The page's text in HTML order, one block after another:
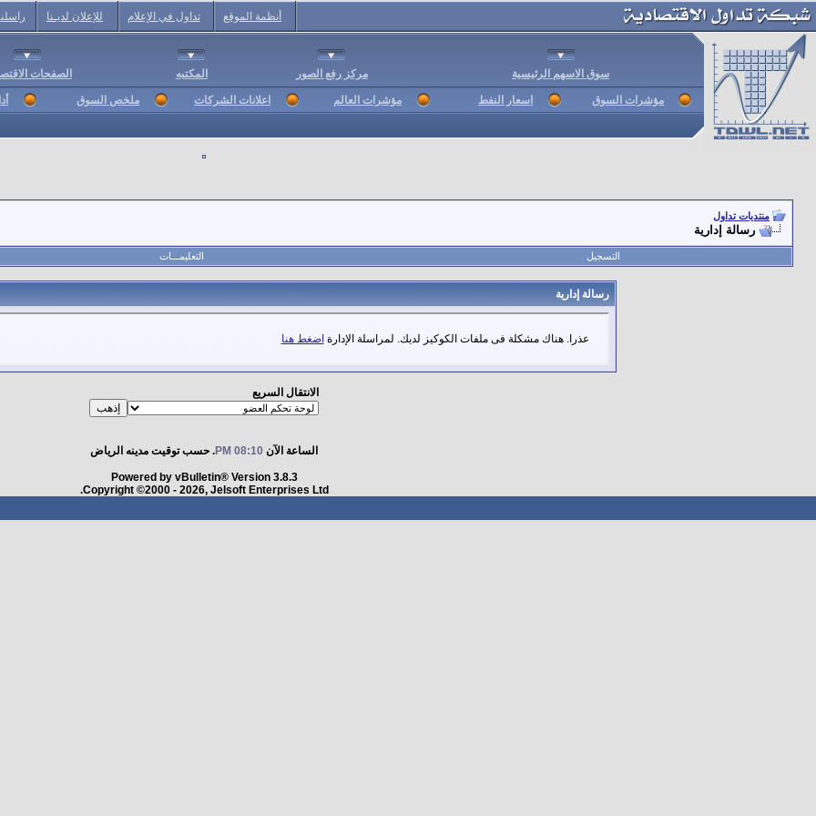
أنظمة الموقع تداول في الإعلام للإعلان لديـنا
سوق الاسهم الرئيسية مركز رفع الصور المكتبه الصفحات
مؤشرات السوق اسعار النفط مؤشرات العالم اعلانات الشركات ملخص السوق
منتديات تداول
رسالة إدارية
التسجيل التعليمـــات
رسالة إدارية
عذرا. هناك مشكلة فى ملفات الكوكيز لديك. لمراسلة الإدارة اضغط هنا
الانتقال السريع
الساعة الآن 08:10 PM . حسب توقيت مدينه الرياض
Powered by vBulletin® Version 3.8.3
Copyright ©2000 - 2026, Jelsoft Enterprises Ltd.